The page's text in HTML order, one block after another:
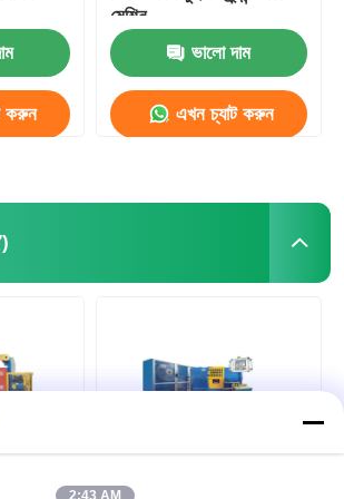
করুন
মেশিন
ভালো দাম
এখন চ্যাট করুন
রিইনফোর্সমেন্টের জন্য
2:43 AM